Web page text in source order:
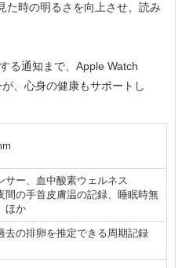
た時の明るさを向上させ、読み
る通知まで、Apple Watch
、心身の健康もサポートし
サー、血中酸素ウェルネス
間の手首皮膚温の記録、睡眠時無
ほか
去の排卵を推定できる周期記録